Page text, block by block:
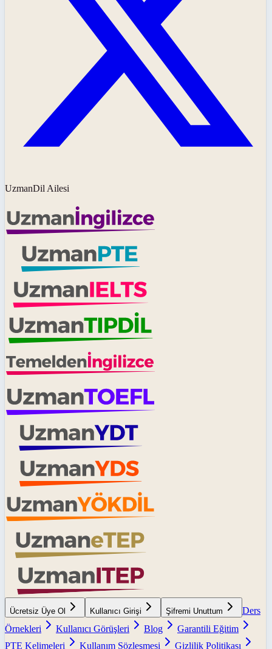
UzmanDil Ailesi
Ücretsiz Üye Ol Kullanıcı Girişi Şifremi Unuttum
Ders
Örnekleri
Kullanıcı Görüşleri Blog
Garantili Eğitim
PTE Kelimeleri
Kullanım Sözleşmesi
Gizlilik Politikası